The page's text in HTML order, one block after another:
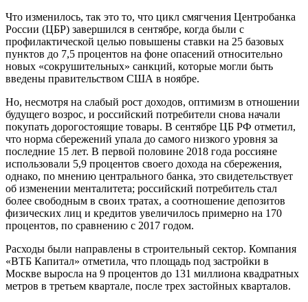
Что изменилось, так это то, что цикл смягчения Центробанка
России (ЦБР) завершился в сентябре, когда были с
профилактической целью повышены ставки на 25 базовых
пунктов до 7,5 процентов на фоне опасений относительно
новых «сокрушительных» санкций, которые могли быть
введены правительством США в ноябре.
Но, несмотря на слабый рост доходов, оптимизм в отношении
будущего возрос, и российский потребители снова начали
покупать дорогостоящие товары. В сентябре ЦБ РФ отметил,
что норма сбережений упала до самого низкого уровня за
последние 15 лет. В первой половине 2018 года россияне
использовали 5,9 процентов своего дохода на сбережения,
однако, по мнению центрального банка, это свидетельствует
об изменении менталитета; российский потребитель стал
более свободным в своих тратах, а соотношение депозитов
физических лиц и кредитов увеличилось примерно на 170
процентов, по сравнению с 2017 годом.
Расходы были направлены в строительный сектор. Компания
«ВТБ Капитал» отметила, что площадь под застройки в ​​
Москве выросла на 9 процентов до 131 миллиона квадратных
метров в третьем квартале, после трех застойных кварталов.